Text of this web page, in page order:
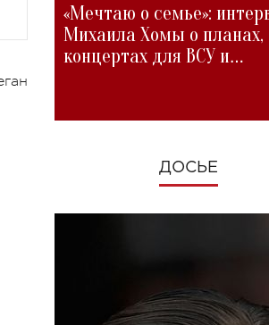
«Мечтаю о семье»:
Михаила Хомы о планах,
концертах для ВСУ и
ДОСЬЕ